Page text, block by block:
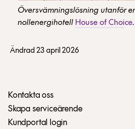
Översvämningslösning utanför
nollenergihotell House of Choice.
Ändrad 23 april 2026
Kontakta oss
Skapa serviceärende
Kundportal login